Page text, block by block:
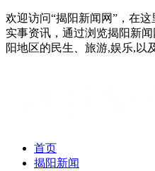
欢迎访问“揭阳新闻网”，在
实事资讯，通过浏览揭阳新
阳地区的民生、旅游,娱乐,以
首页
揭阳新闻